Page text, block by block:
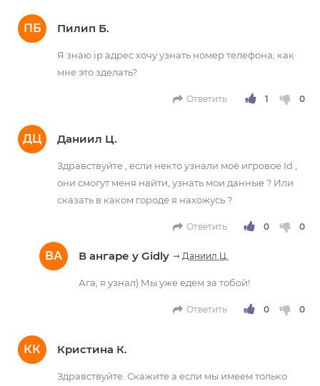
ПБ Пилип Б.
Я знаю ip адрес хочу узнать номер телефона, как
мне это зделать?
Ответить
ДЦ Даниил Ц.
Здравствуйте , если некто узнали моё игровое Id ,
они смогут меня найти, узнать мои данные ? Или
сказать в каком городе я нахожусь ?
Ответить
ВА В ангаре у Gidly ➞ Даниил Ц.
Ага, я узнал) Мы уже едем за тобой!
Ответить
КК Кристина К.
Здравствуйте. Скажите а если мы имеем только